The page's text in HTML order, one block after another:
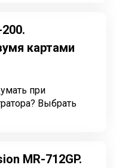
картами
при
Выбрать
MR-712GP.